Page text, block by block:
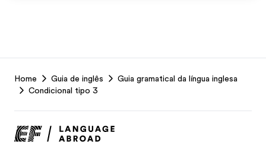
Footer
Home Guia de inglês
Guia gramatical da língua inglesa
Condicional tipo 3